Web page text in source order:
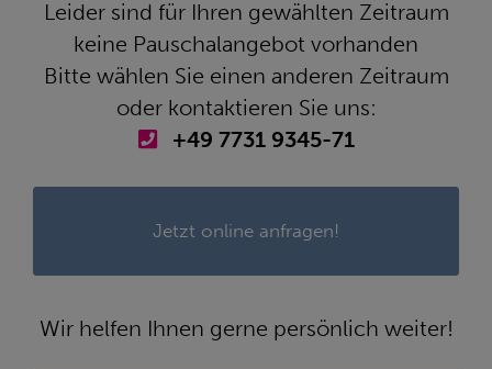
Leider sind für Ihren gewählten Zeitraum
keine Pauschalangebot vorhanden
Bitte wählen Sie einen anderen Zeitraum
oder kontaktieren Sie uns:
+49 7731 9345-71
Jetzt online anfragen!
Wir helfen Ihnen gerne persönlich weiter!